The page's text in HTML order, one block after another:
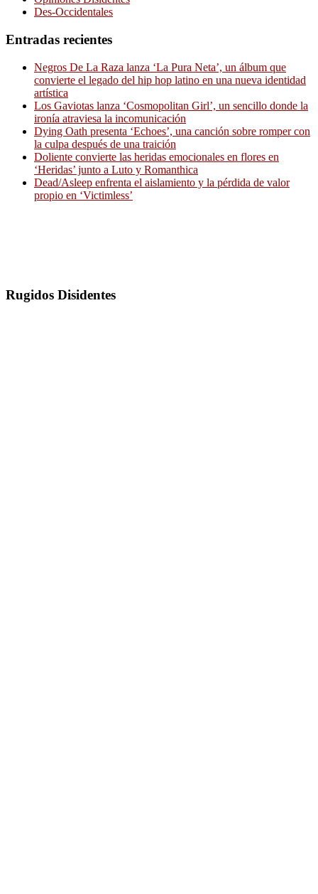
Des-Occidentales
Entradas recientes
Negros De La Raza lanza ‘La Pura Neta’, un álbum que
convierte el legado del hip hop latino en una nueva identidad
artística
Los Gaviotas lanza ‘Cosmopolitan Girl’, un sencillo donde la
ironía atraviesa la incomunicación
Dying Oath presenta ‘Echoes’, una canción sobre romper con
la culpa después de una traición
Doliente convierte las heridas emocionales en flores en
‘Heridas’ junto a Luto y Romanthica
Dead/Asleep enfrenta el aislamiento y la pérdida de valor
propio en ‘Victimless’
Rugidos Disidentes